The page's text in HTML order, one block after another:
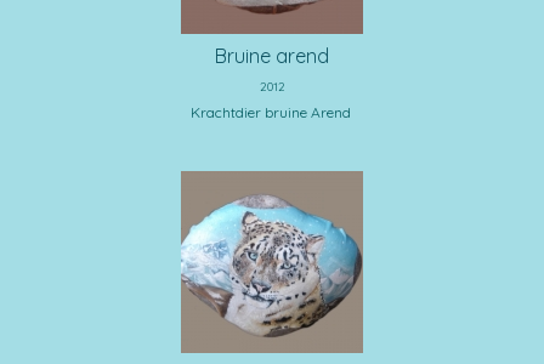
Bruine arend
2012
Krachtdier bruine Arend